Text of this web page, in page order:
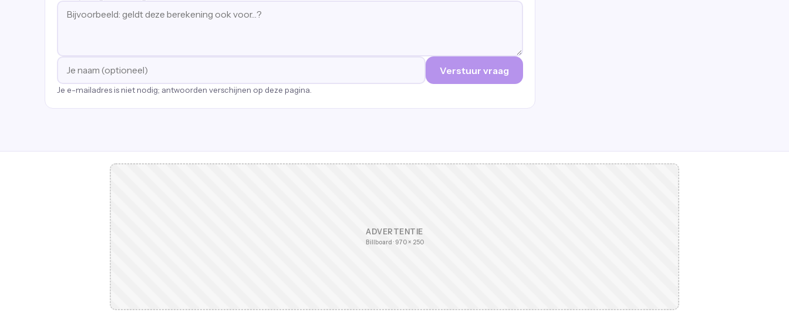
Verstuur vraag
Je e-mailadres is niet nodig; antwoorden verschijnen op deze pagina.
ADVERTENTIE
Billboard · 970 × 250